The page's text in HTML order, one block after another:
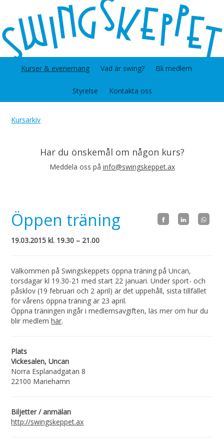
Kurser & evenemang Vad är swing? Bli medlem
Styrelse Kontakta oss
Kursarkiv
Har du önskemål om någon kurs?
Meddela oss på info@swingskeppet.ax
Öppen träning
19.03.2015 kl. 19.30 – 21.00
Välkommen på Swingskeppets öppna träning på Uncan,
torsdagar kl 19.30-21 med start 22 januari. Under sport- och
påsklov (19 februari och 2 april) är det uppehåll, sista tillfället
för vårens öppna träning är 23 april.
Öppna träningen ingår i medlemsavgiften, läs mer om hur du
blir medlemhär.
Plats
Vickesalen, Uncan
Norra Esplanadgatan 8
22100 Mariehamn
Biljetter / anmälan
http://swingskeppet.ax